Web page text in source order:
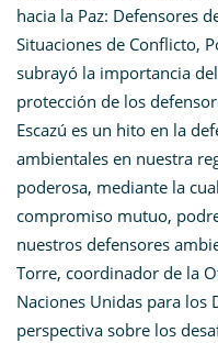
hacia la Paz: Defensores
Situaciones de Conflicto,
subrayó la importancia
protección de los
Escazú es un hito en la
ambientales en nuestra
poderosa, mediante la
compromiso mutuo,
nuestros defensores
Torre, coordinador de la
Naciones Unidas para los
perspectiva sobre los